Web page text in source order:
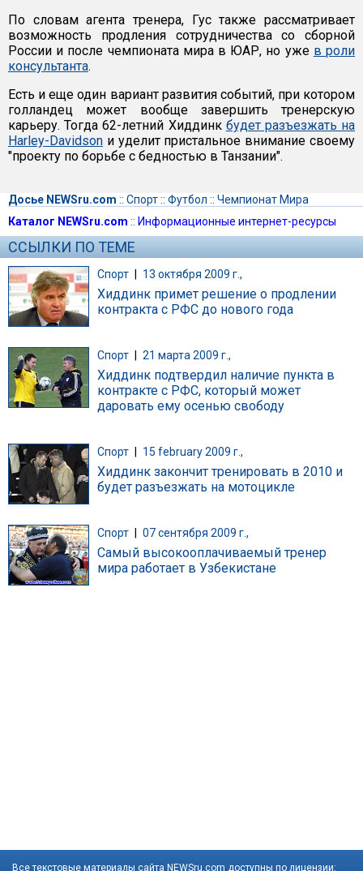
По словам агента тренера, Гус также рассматривает
возможность продления сотрудничества со сборной
России и после чемпионата мира в ЮАР, но уже в роли
консультанта.
Есть и еще один вариант развития событий, при котором
голландец может вообще завершить тренерскую
карьеру. Тогда 62-летний Хиддинк будет разъезжать на
Harley-Davidson и уделит пристальное внимание своему
"проекту по борьбе с бедностью в Танзании".
Досье NEWSru.com :: Спорт:: Футбол :: Чемпионат Мира
Каталог NEWSru.com :: Информационные интернет-ресурсы
ССЫЛКИ ПО ТЕМЕ
Спорт | 13 октября 2009 г.,
Хиддинк примет решение о продлении
контракта с РФС до нового года
Спорт 21 марта 2009 г.,
Хиддинк подтвердил наличие пункта в
контракте с РФС, который может
даровать ему осенью свободу
Спорт 15 february 2009 г.,
Хиддинк закончит тренировать в 2010 и
будет разъезжать на мотоцикле
Спорт 07 сентября 2009 г.,
Самый высокооплачиваемый тренер
мира работает в Узбекистане
Все текстовые материалы сайта NEWSru.com доступны по лицензии: